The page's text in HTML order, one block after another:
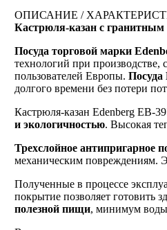
ОПИСАНИЕ /
Кастрюля-казан с
Посуда торговой марки
технологий при производстве,
пользователей Европы. Посуда
долгого времени без потери
Кастрюля-казан Edenberg EB-
и экологичностью. Высокая
Трехслойное антипригарное
механическим повреждениям.
Полученные в процессе
покрытие позволяет готовить
полезной пищи, минимум воды